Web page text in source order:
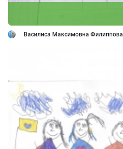
Василиса Максимовна Филиппова